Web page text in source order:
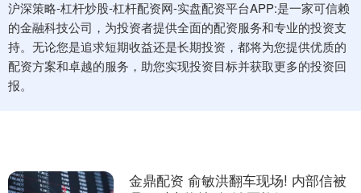
沪深策略-杠杆炒股-杠杆配资网-实盘配资平台APP:是一家可信赖
的金融科技公司，为投资者提供全面的配资服务和专业的投资支
持。无论您是追求短期收益还是长期投资，都将为您提供优质的
配资方案和卓越的服务，助您实现投资目标并获取更多的投资回
报。
金鼎配资 俞敏洪翻车现场! 内部信被